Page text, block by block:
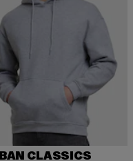
CLASSICS